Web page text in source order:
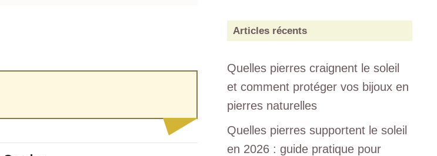
Articles récents
Quelles pierres craignent le soleil
et comment protéger vos bijoux en
pierres naturelles
Quelles pierres supportent le soleil
en 2026 : guide pratique pour